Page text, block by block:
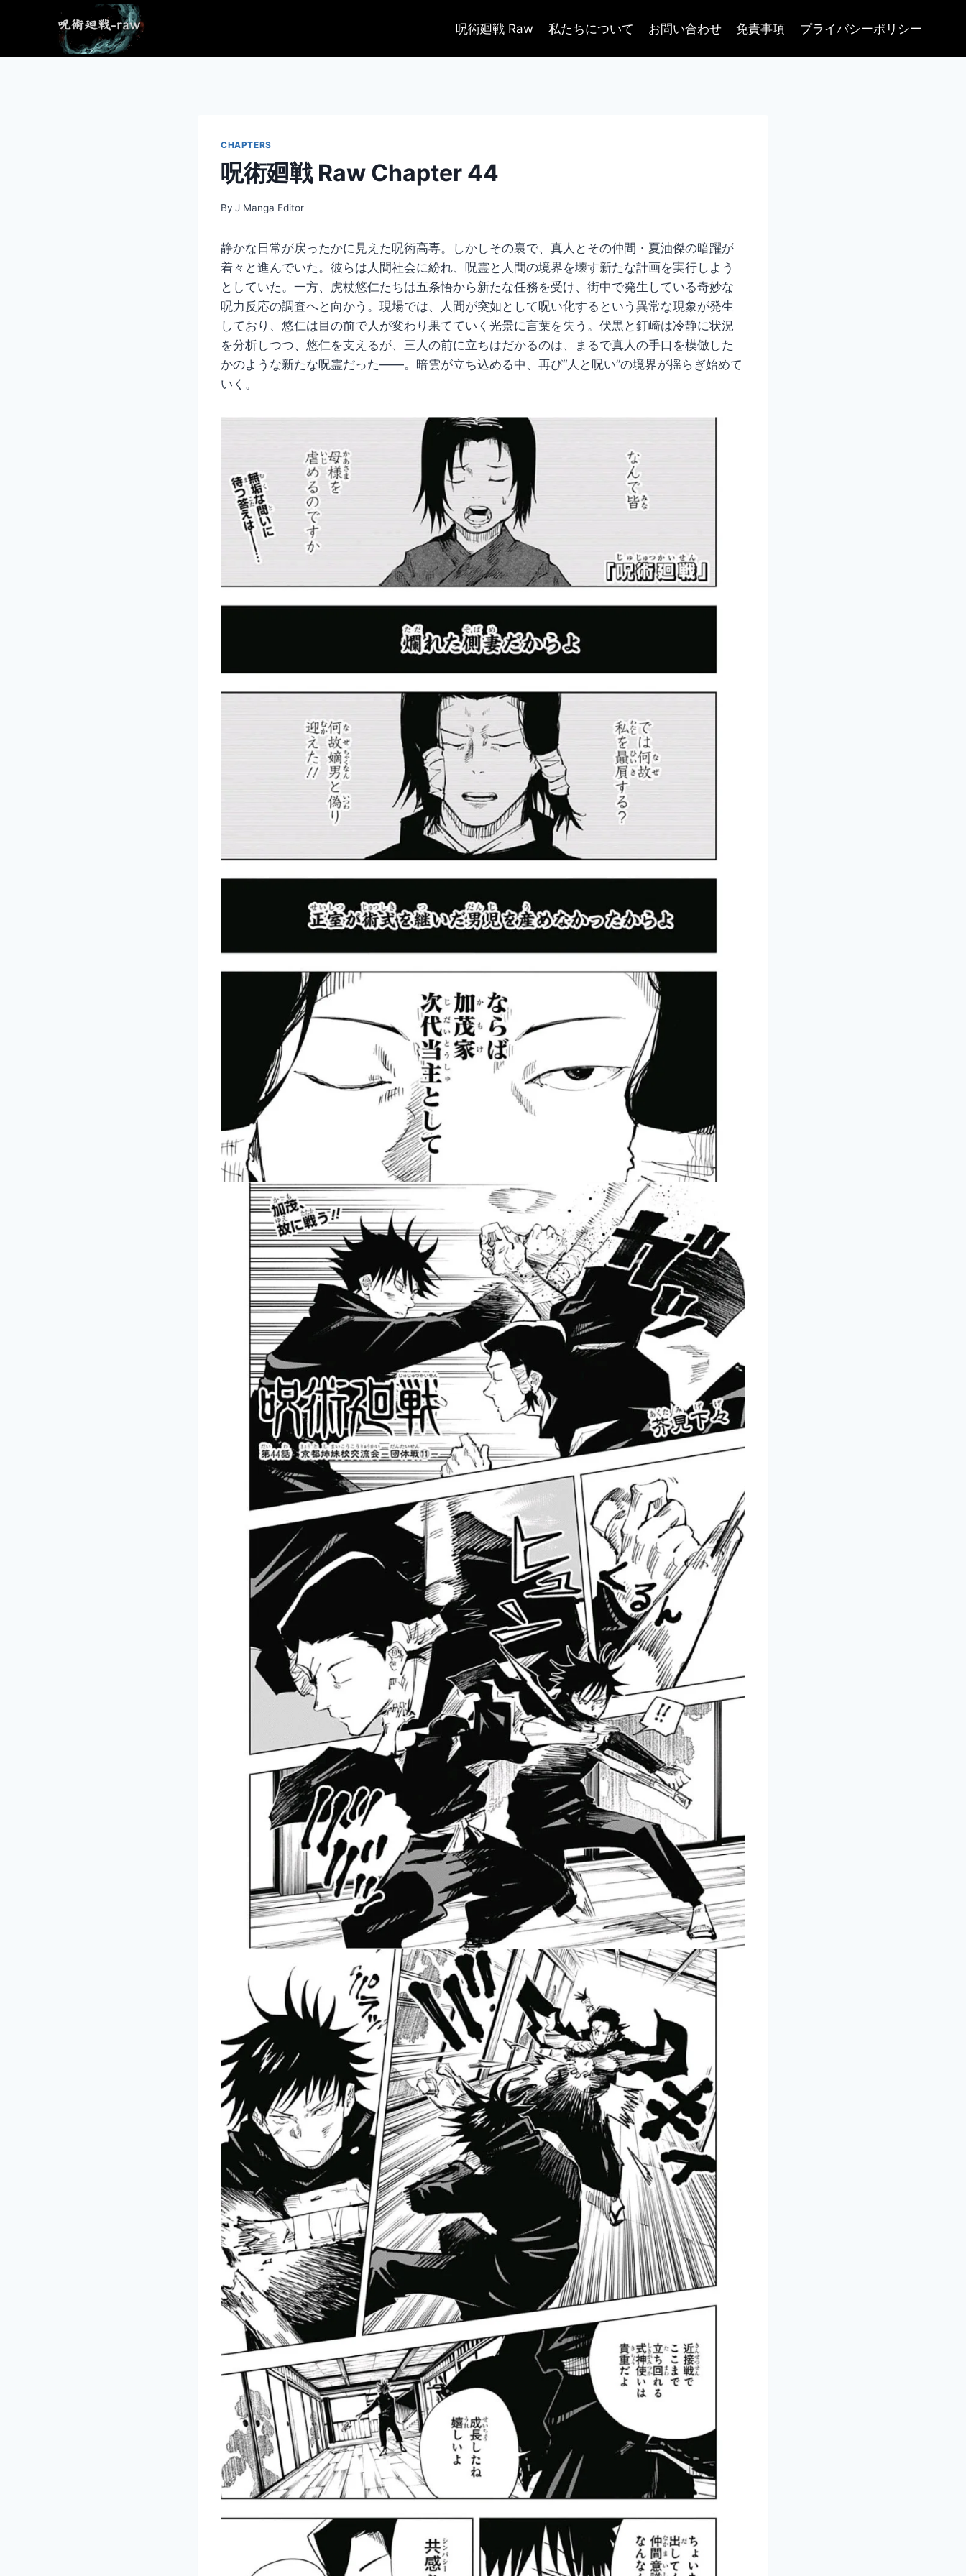
呪術廻戦 Raw 私たちについて お問い合わせ 免責事項 プライバシーポリシー
CHAPTERS
呪術廻戦 Raw Chapter 44
By J Manga Editor
静かな日常が戻ったかに見えた呪術高専。しかしその裏で、真人とその仲間・夏油傑の暗躍が
着々と進んでいた。彼らは人間社会に紛れ、呪霊と人間の境界を壊す新たな計画を実行しよう
としていた。一方、虎杖悠仁たちは五条悟から新たな任務を受け、街中で発生している奇妙な
呪力反応の調査へと向かう。現場では、人間が突如として呪い化するという異常な現象が発生
しており、悠仁は目の前で人が変わり果てていく光景に言葉を失う。伏黒と釘崎は冷静に状況
を分析しつつ、悠仁を支えるが、三人の前に立ちはだかるのは、まるで真人の手口を模倣した
かのような新たな呪霊だった――。暗雲が立ち込める中、再び“人と呪い”の境界が揺らぎ始めて
いく。